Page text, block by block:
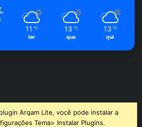
11 ℃
ter
13 ℃
qua
13 ℃
qui
Arqam Lite, você pode instalar a
Tema> Instalar Plugins.